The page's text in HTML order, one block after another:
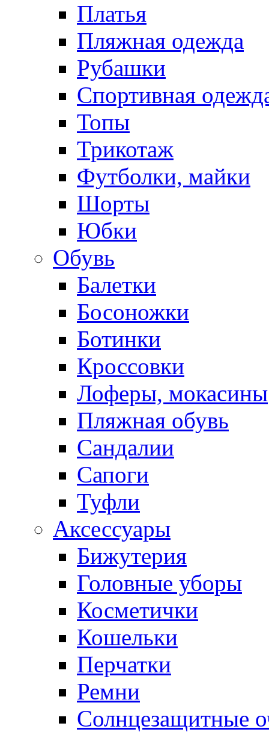
Платья
Пляжная одежда
Рубашки
Спортивная
Топы
Трикотаж
Футболки, майки
Шорты
Юбки
Обувь
Балетки
Босоножки
Ботинки
Кроссовки
Лоферы, мокасины
Пляжная обувь
Сандалии
Сапоги
Туфли
Аксессуары
Бижутерия
Головные уборы
Косметички
Кошельки
Перчатки
Ремни
Солнцезащитные